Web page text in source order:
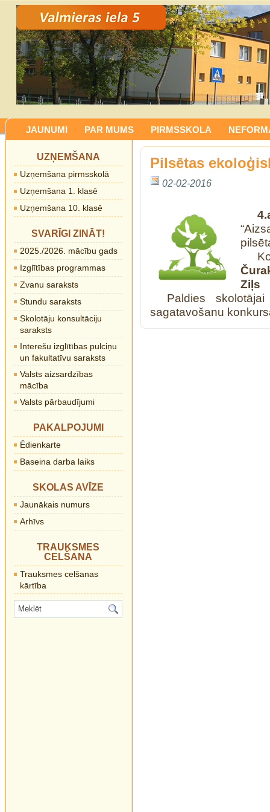
JAUNUMI PAR MUMS PIRMSSKOLA
UZŅEMŠANA
Uzņemšana pirmsskolā
Uzņemšana 1. klasē
Uzņemšana 10. klasē
SVARĪGI ZINĀT!
2025./2026. mācību gads
Izglītības programmas
Zvanu saraksts
Stundu saraksts
Skolotāju konsultāciju
saraksts
Interešu izglītības pulciņu
un fakultatīvu saraksts
Valsts aizsardzības
mācība
Valsts pārbaudījumi
PAKALPOJUMI
Ēdienkarte
Baseina darba laiks
SKOLAS AVĪZE
Jaunākais numurs
Arhīvs
TRAUKSMES
CELŠANA
Trauksmes celšanas
kārtība
Pilsētas
02-02-2016
Ziļs
Paldies
sagatavošanu